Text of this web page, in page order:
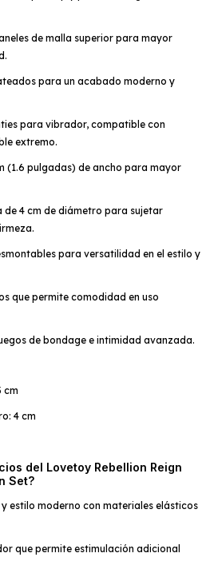
de malla superior para mayor
para un acabado moderno y
para vibrador, compatible con
extremo.
(1.6 pulgadas) de ancho para mayor
de 4 cm de diámetro para sujetar
para versatilidad en el estilo y
que permite comodidad en uso
de bondage e intimidad avanzada.
cm
4 cm
del Lovetoy Rebellion Reign
Set?
estilo moderno con materiales elásticos
que permite estimulación adicional